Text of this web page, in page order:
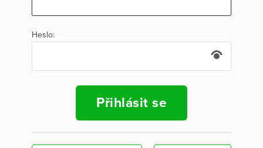
Heslo:
Přihlásit se